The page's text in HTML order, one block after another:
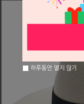
하루동안 열지 않기